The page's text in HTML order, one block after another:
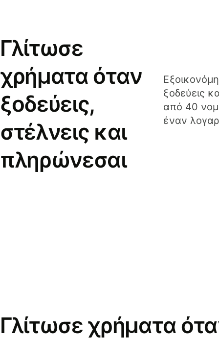
Γλίτωσε
χρήματα όταν
ξοδεύεις,
στέλνεις και
πληρώνεσαι
ξοδεύεις
από 40
έναν
Γλίτωσε χρήματα